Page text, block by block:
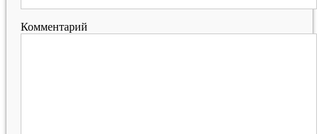
Комментарий